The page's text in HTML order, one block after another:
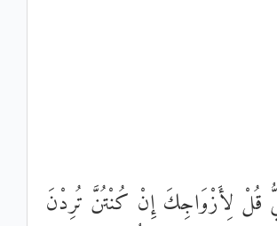
قُلْ لِأَزْوَاجِكَ إِنْ كُنْتُنَّ تُرِدْنَ